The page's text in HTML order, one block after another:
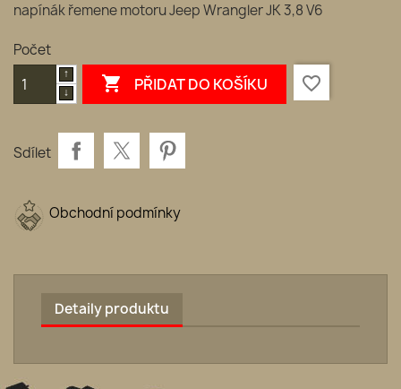
napínák řemene motoru Jeep Wrangler JK 3,8 V6
Počet
 PŘIDAT DO KOŠÍKU favorite_border
Sdílet
Obchodní podmínky
Detaily produktu